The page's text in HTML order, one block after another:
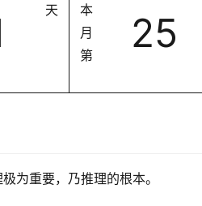
天
本
月
第
25
为重要，乃推理的根本。